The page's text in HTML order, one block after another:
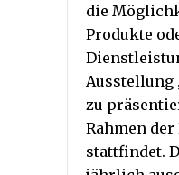
die
Produkte
Ausstellung
zu
Rahmen
stattfindet.